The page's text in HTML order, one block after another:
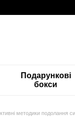
Подарункові
бокси
методики подолання